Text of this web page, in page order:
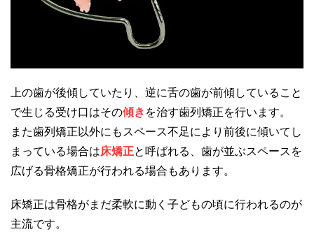
上の歯が後傾していたり、逆に舌の歯が前傾していること
で生じる受け口はその傾き を治す歯列矯正を行います。
また歯列矯正以外にもスペース不足により前後に傾いてし
まっている場合は床矯正と呼ばれる、歯が並ぶスペースを
広げる骨格矯正が行われる場合もあります。
床矯正は骨格がまだ柔軟に動く子どもの頃に行われるのが
主流です。